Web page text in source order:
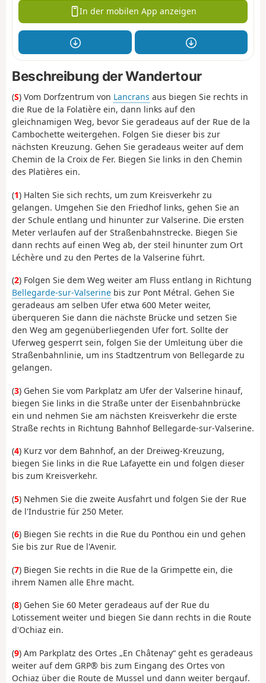
In der mobilen App anzeigen
Beschreibung der Wandertour
(S) Vom Dorfzentrum von Lancrans aus biegen Sie rechts in
die Rue de la Folatière ein, dann links auf den
gleichnamigen Weg, bevor Sie geradeaus auf der Rue de la
Cambochette weitergehen. Folgen Sie dieser bis zur
nächsten Kreuzung. Gehen Sie geradeaus weiter auf dem
Chemin de la Croix de Fer. Biegen Sie links in den Chemin
des Platières ein.
(1) Halten Sie sich rechts, um zum Kreisverkehr zu
gelangen. Umgehen Sie den Friedhof links, gehen Sie an
der Schule entlang und hinunter zur Valserine. Die ersten
Meter verlaufen auf der Straßenbahnstrecke. Biegen Sie
dann rechts auf einen Weg ab, der steil hinunter zum Ort
Léchère und zu den Pertes de la Valserine führt.
(2) Folgen Sie dem Weg weiter am Fluss entlang in Richtung
Bellegarde-sur-Valserine bis zur Pont Métral. Gehen Sie
geradeaus am selben Ufer etwa 600 Meter weiter,
überqueren Sie dann die nächste Brücke und setzen Sie
den Weg am gegenüberliegenden Ufer fort. Sollte der
Uferweg gesperrt sein, folgen Sie der Umleitung über die
Straßenbahnlinie, um ins Stadtzentrum von Bellegarde zu
gelangen.
(3) Gehen Sie vom Parkplatz am Ufer der Valserine hinauf,
biegen Sie links in die Straße unter der Eisenbahnbrücke
ein und nehmen Sie am nächsten Kreisverkehr die erste
Straße rechts in Richtung Bahnhof Bellegarde-sur-Valserine.
(4) Kurz vor dem Bahnhof, an der Dreiweg-Kreuzung,
biegen Sie links in die Rue Lafayette ein und folgen dieser
bis zum Kreisverkehr.
(5) Nehmen Sie die zweite Ausfahrt und folgen Sie der Rue
de l'Industrie für 250 Meter.
(6) Biegen Sie rechts in die Rue du Ponthou ein und gehen
Sie bis zur Rue de l'Avenir.
(7) Biegen Sie rechts in die Rue de la Grimpette ein, die
ihrem Namen alle Ehre macht.
(8) Gehen Sie 60 Meter geradeaus auf der Rue du
Lotissement weiter und biegen Sie dann rechts in die Route
d'Ochiaz ein.
(9) Am Parkplatz des Ortes „En Châtenay“ geht es geradeaus
weiter auf dem GRP® bis zum Eingang des Ortes von
Ochiaz über die Route de Mussel und dann weiter bergauf.